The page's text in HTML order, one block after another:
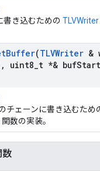
書き込むための TLVWriter
Buffer(TLVWriter &
, uint8 t *& bufStart
チェーンに書き込むため
数の実装。
数